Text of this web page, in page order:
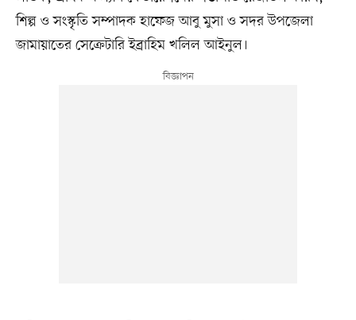
শিল্প ও সংস্কৃতি সম্পাদক হাফেজ আবু মুসা ও সদর উপজেলা
জামায়াতের সেক্রেটারি ইব্রাহিম খলিল আইনুল।